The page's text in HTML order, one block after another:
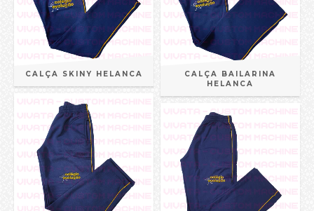
CALÇA SKINY HELANCA
CALÇA BAILARINA
HELANCA